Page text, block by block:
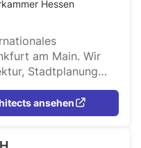
Hessen
am Main. Wir
Stadtplanung
Arbeit verfolgen
ganzheitlichen
und nachhaltige
ansehen